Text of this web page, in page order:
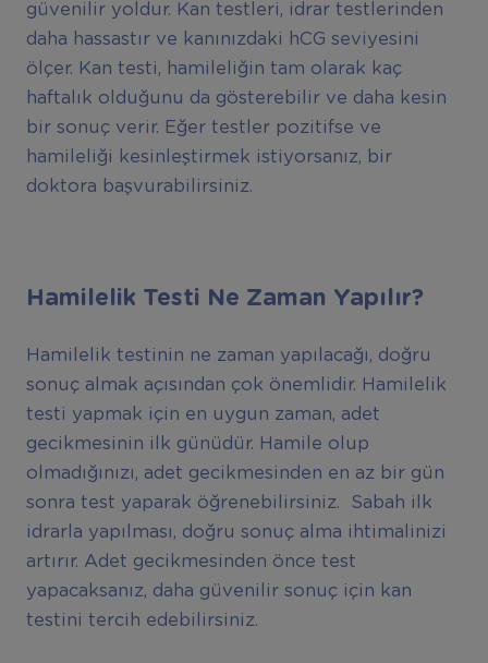
güvenilir yoldur. Kan testleri, idrar testlerinden
daha hassastır ve kanınızdaki hCG seviyesini
ölçer. Kan testi, hamileliğin tam olarak kaç
haftalık olduğunu da gösterebilir ve daha kesin
bir sonuç verir. Eğer testler pozitifse ve
hamileliği kesinleştirmek istiyorsanız, bir
doktora başvurabilirsiniz.
Hamilelik Testi Ne Zaman Yapılır?
Hamilelik testinin ne zaman yapılacağı, doğru
sonuç almak açısından çok önemlidir. Hamilelik
testi yapmak için en uygun zaman, adet
gecikmesinin ilk günüdür. Hamile olup
olmadığınızı, adet gecikmesinden en az bir gün
sonra test yaparak öğrenebilirsiniz. Sabah ilk
idrarla yapılması, doğru sonuç alma ihtimalinizi
artırır. Adet gecikmesinden önce test
yapacaksanız, daha güvenilir sonuç için kan
testini tercih edebilirsiniz.